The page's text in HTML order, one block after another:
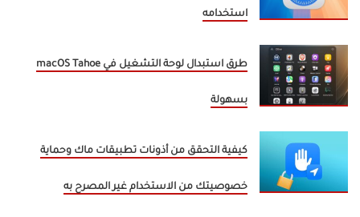
استخدامه
طرق استبدال لوحة التشغيل في macOS Tahoe
بسهولة
كيفية التحقق من أذونات تطبيقات ماك وحماية
خصوصيتك من الاستخدام غير المصرح به